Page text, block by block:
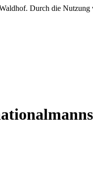
Durch die